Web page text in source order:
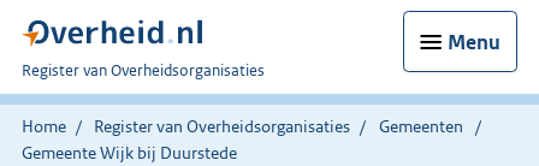
Menu
U
bent
nu
hier:
Register van Overheidsorganisaties
Home Register van Overheidsorganisaties
Gemeenten
Gemeente Wijk bij Duurstede